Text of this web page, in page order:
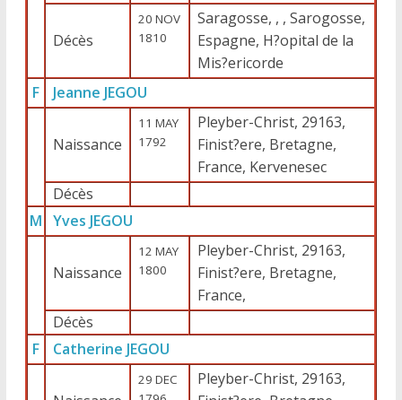
Décès
20 NOV
1810
Saragosse, , , Sarogosse,
Espagne, H?opital de la
Mis?ericorde
F
Jeanne JEGOU
Naissance
11 MAY
1792
Pleyber-Christ, 29163,
Finist?ere, Bretagne,
France, Kervenesec
Décès
M Yves JEGOU
Naissance
12 MAY
1800
Pleyber-Christ, 29163,
Finist?ere, Bretagne,
France,
Décès
F
Catherine JEGOU
29 DEC
Pleyber-Christ, 29163,